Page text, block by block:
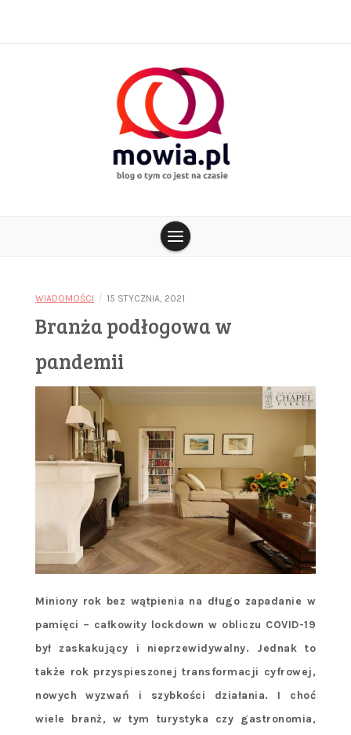
mowia.pl
WIADOMOŚCI / 15 STYCZNIA, 2021
Branża podłogowa w
pandemii
Miniony rok bez wątpienia na długo zapadanie w
pamięci – całkowity lockdown w obliczu COVID-19
był zaskakujący i nieprzewidywalny. Jednak to
także rok przyspieszonej transformacji cyfrowej,
nowych wyzwań i szybkości działania. I choć
wiele branż, w tym turystyka czy gastronomia,